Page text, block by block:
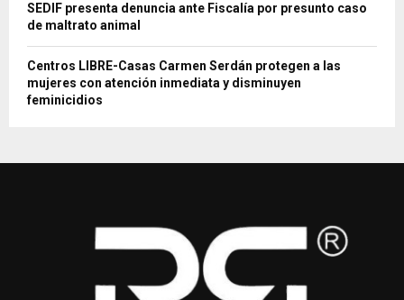
SEDIF presenta denuncia ante Fiscalía por presunto caso
de maltrato animal
Centros LIBRE-Casas Carmen Serdán protegen a las
mujeres con atención inmediata y disminuyen
feminicidios